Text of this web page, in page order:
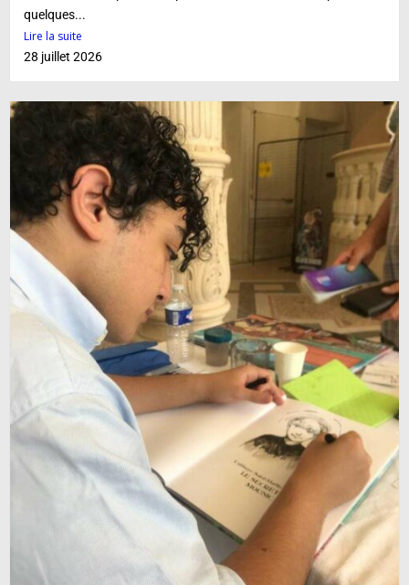
quelques...
Lire la suite
28 juillet 2026